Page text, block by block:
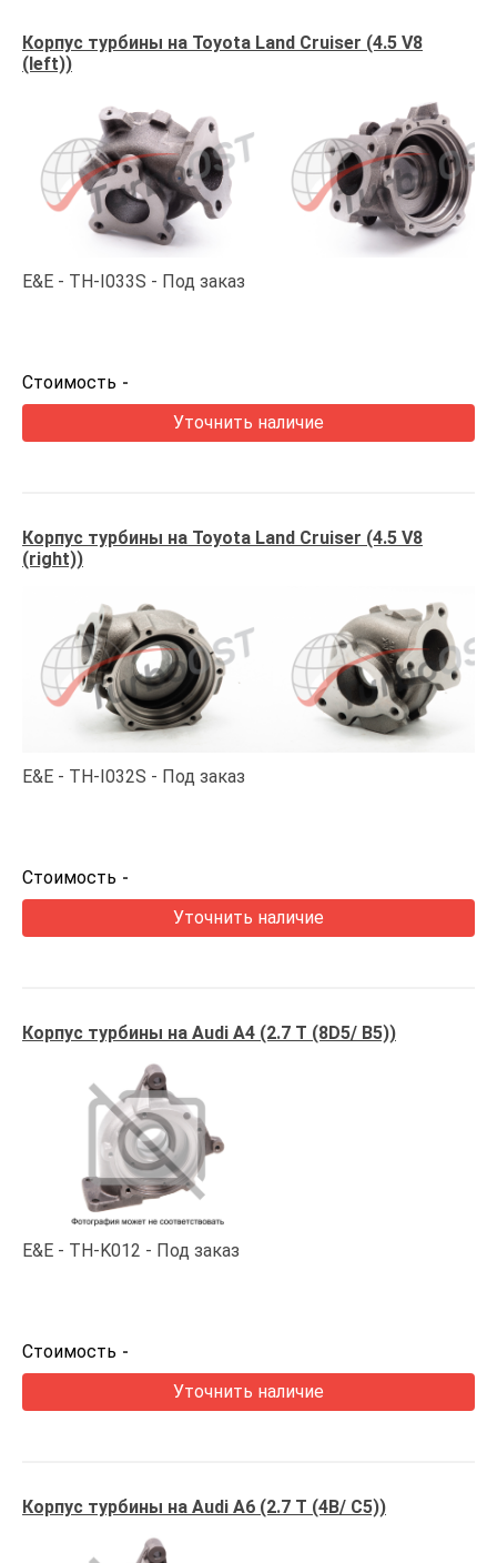
Корпус турбины на Toyota Land Cruiser (4.5 V8
(left))
E&E TH-I033S Под заказ
Стоимость -
Уточнить наличие
Корпус турбины на Toyota Land Cruiser (4.5 V8
(right))
E&E TH-I032S Под заказ
Стоимость -
Уточнить наличие
Корпус турбины на Audi A4 (2.7 T (8D5/ B5))
E&E TH-K012 Под заказ
Стоимость -
Уточнить наличие
Корпус турбины на Audi A6 (2.7 T (4B/ C5))